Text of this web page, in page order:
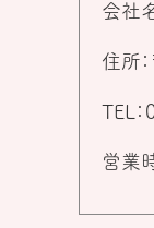
会社
住所
TEL
営業